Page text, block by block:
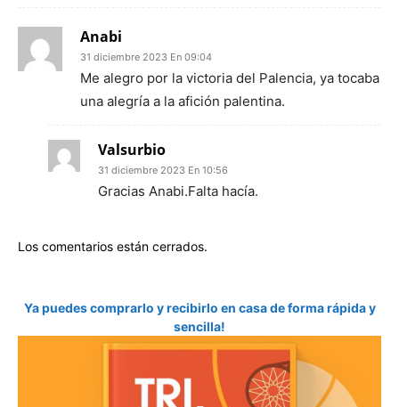
Anabi
31 diciembre 2023 En 09:04
Me alegro por la victoria del Palencia, ya tocaba
una alegría a la afición palentina.
Valsurbio
31 diciembre 2023 En 10:56
Gracias Anabi.Falta hacía.
Los comentarios están cerrados.
Ya puedes comprarlo y recibirlo en casa de forma rápida y
sencilla!